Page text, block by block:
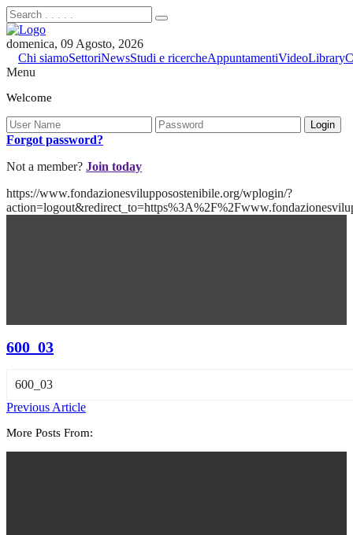
domenica, 09 Agosto, 2026
Chi siamoSettoriNewsStudi e ricercheAppuntamentiVideoLibrary
Menu
Welcome
Forgot password?
Not a member? Join today
https://www.fondazionesvilupposostenibile.org/wplogin/?
600_03
600_03
Previous Article
More Posts From: